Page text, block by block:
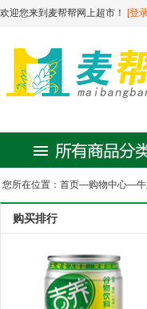
欢迎您来到麦帮帮网上超市！ [登
您所在位置： 首页—购物中心—
购买排行